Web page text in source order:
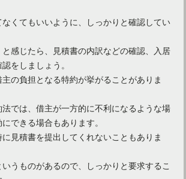
くてもいいように、しっかりと確認してい
感じたら、見積書の内訳などの確認、入居
をしましょう。
の負担となる特約が挙がることがありま
では、借主が一方的に不利になるような場
できる場合もあります。
見積書を提出してくれないこともありま
うものがあるので、しっかりと要求するこ